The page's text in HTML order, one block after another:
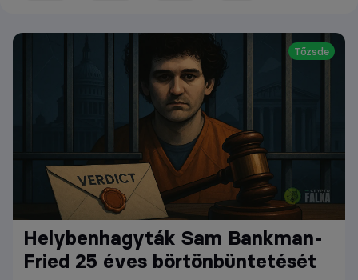
Tőzsde
Helybenhagyták Sam Bankman-
Fried 25 éves börtönbüntetését